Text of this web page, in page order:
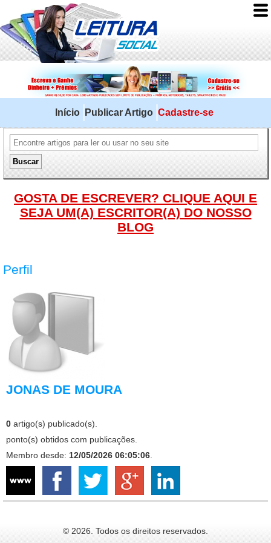
Início Publicar Artigo Cadastre-se
GOSTA DE ESCREVER? CLIQUE AQUI E
SEJA UM(A) ESCRITOR(A) DO NOSSO
BLOG
Perfil
JONAS DE MOURA
0 artigo(s) publicado(s).
ponto(s) obtidos com publicações.
Membro desde: 12/05/2026 06:05:06.
© 2026. Todos os direitos reservados.